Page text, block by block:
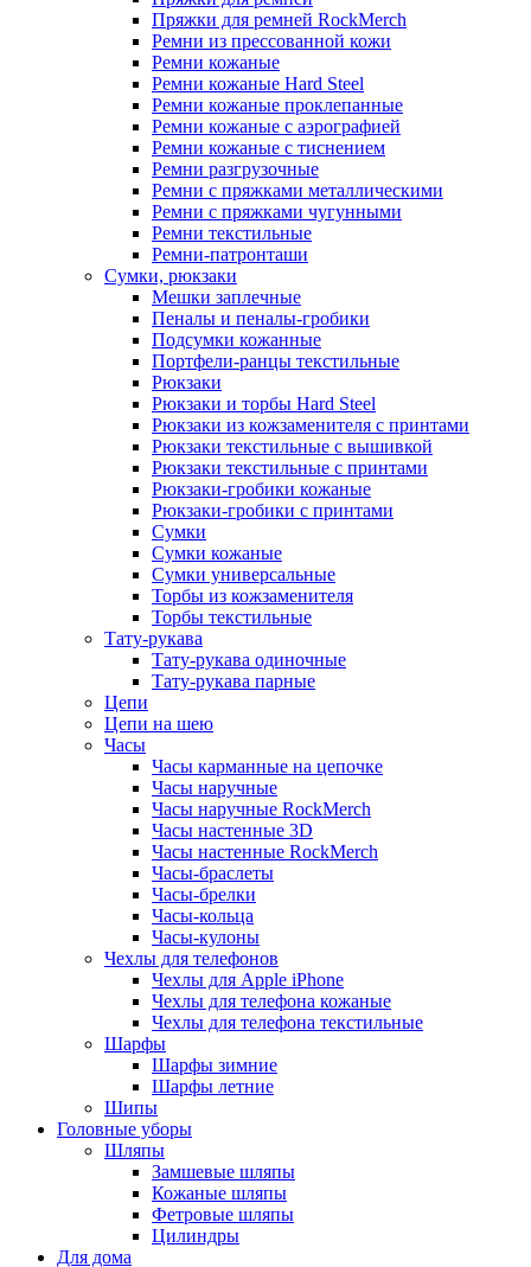
Пряжки для ремней RockMerch
Ремни из прессованной кожи
Ремни кожаные
Ремни кожаные Hard Steel
Ремни кожаные проклепанные
Ремни кожаные с аэрографией
Ремни кожаные с тиснением
Ремни разгрузочные
Ремни с пряжками металлическими
Ремни с пряжками чугунными
Ремни текстильные
Ремни-патронташи
Сумки, рюкзаки
Мешки заплечные
Пеналы и пеналы-гробики
Подсумки кожанные
Портфели-ранцы текстильные
Рюкзаки
Рюкзаки и торбы Hard Steel
Рюкзаки из кожзаменителя с принтами
Рюкзаки текстильные с вышивкой
Рюкзаки текстильные с принтами
Рюкзаки-гробики кожаные
Рюкзаки-гробики с принтами
Сумки
Сумки кожаные
Сумки универсальные
Торбы из кожзаменителя
Торбы текстильные
Тату-рукава
Тату-рукава одиночные
Тату-рукава парные
Цепи
Цепи на шею
Часы
Часы карманные на цепочке
Часы наручные
Часы наручные RockMerch
Часы настенные 3D
Часы настенные RockMerch
Часы-браслеты
Часы-брелки
Часы-кольца
Часы-кулоны
Чехлы для телефонов
Чехлы для Apple iPhone
Чехлы для телефона кожаные
Чехлы для телефона текстильные
Шарфы
Шарфы зимние
Шарфы летние
Шипы
Головные уборы
Шляпы
Замшевые шляпы
Кожаные шляпы
Фетровые шляпы
Цилиндры
Для дома